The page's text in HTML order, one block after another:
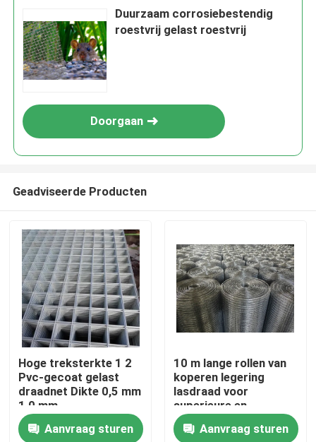
Huis
Producten
Duurzaam corrosiebestendig
roestvrij gelast roestvrij
Doorgaan
Geadviseerde Producten
Hoge treksterkte 1 2
Pvc-gecoat gelast
draadnet Dikte 0,5 mm
1,0 mm
Aanvraag sturen
10 m lange rollen van
koperen legering
lasdraad voor
superieure en
consistente
lasprestaties
Aanvraag sturen